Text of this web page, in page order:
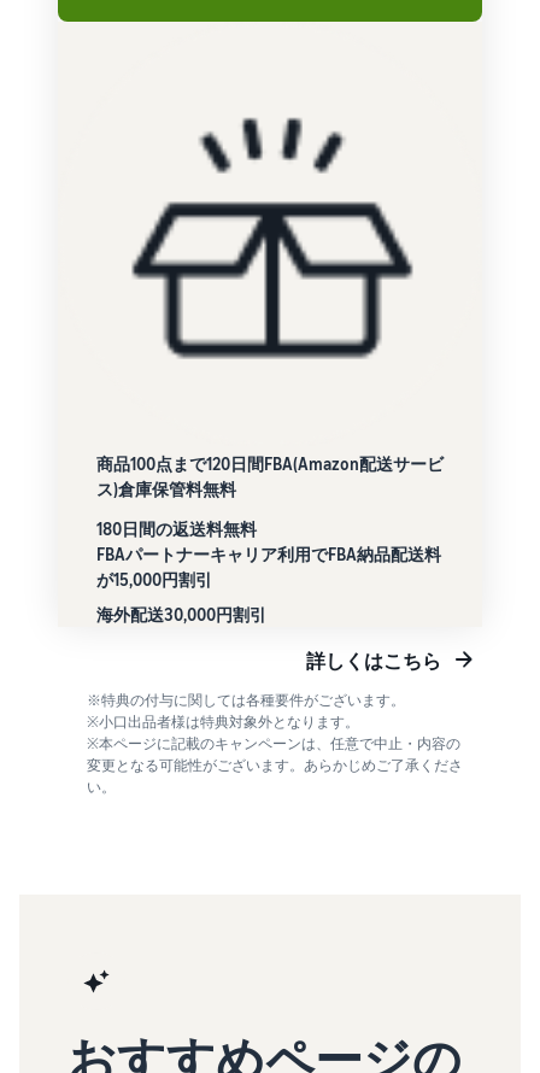
商品100点まで120日間FBA(Amazon配送サービ
ス)倉庫保管料無料
180日間の返送料無料
FBAパートナーキャリア利用でFBA納品配送料
が15,000円割引
海外配送30,000円割引
詳しくはこちら
※特典の付与に関しては各種要件がございます。
※小口出品者様は特典対象外となります。
※本ページに記載のキャンペーンは、任意で中止・内容の
変更となる可能性がございます。あらかじめご了承くださ
い。
おすすめページの